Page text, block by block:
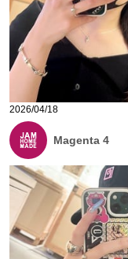
2026/04/18
Magenta 4